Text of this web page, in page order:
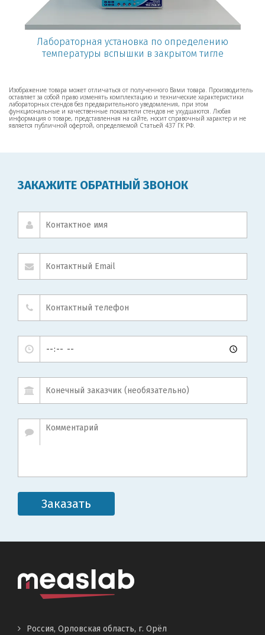
Лабораторная установка по определению
температуры вспышки в закрытом тигле
Изображение товара может отличаться от полученного Вами товара. Производитель
оставляет за собой право изменять комплектацию и технические характеристики
лабораторных стендов без предварительного уведомления, при этом
функциональные и качественные показатели стендов не ухудшаются. Любая
информация о товаре, представленная на сайте, носит справочный характер и не
является публичной офертой, определяемой Статьей 437 ГК РФ.
ЗАКАЖИТЕ ОБРАТНЫЙ ЗВОНОК
Заказать
Россия, Орловская область, г. Орёл